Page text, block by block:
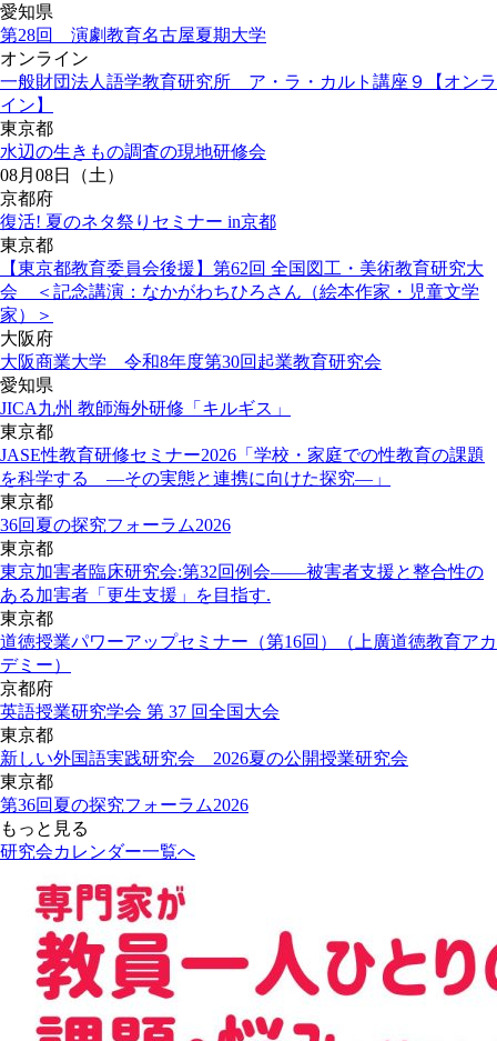
愛知県
第28回 演劇教育名古屋夏期大学
オンライン
一般財団法人語学教育研究所 ア・ラ・カルト講座９【オンラ
イン】
東京都
水辺の生きもの調査の現地研修会
08月08日（土）
京都府
復活! 夏のネタ祭りセミナー in京都
東京都
【東京都教育委員会後援】第62回 全国図工・美術教育研究大
会 ＜記念講演：なかがわちひろさん（絵本作家・児童文学
家）＞
大阪府
大阪商業大学 令和8年度第30回起業教育研究会
愛知県
JICA九州 教師海外研修「キルギス」
東京都
JASE性教育研修セミナー2026「学校・家庭での性教育の課題
を科学する ―その実態と連携に向けた探究―」
東京都
36回夏の探究フォーラム2026
東京都
東京加害者臨床研究会:第32回例会――被害者支援と整合性の
ある加害者「更生支援」を目指す.
東京都
道徳授業パワーアップセミナー（第16回）（上廣道徳教育アカ
デミー）
京都府
英語授業研究学会 第 37 回全国大会
東京都
新しい外国語実践研究会 2026夏の公開授業研究会
東京都
第36回夏の探究フォーラム2026
もっと見る
研究会カレンダー一覧へ